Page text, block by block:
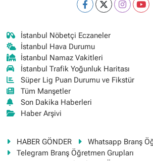
İstanbul Nöbetçi Eczaneler
İstanbul Hava Durumu
İstanbul Namaz Vakitleri
İstanbul Trafik Yoğunluk Haritası
Süper Lig Puan Durumu ve Fikstür
Tüm Manşetler
Son Dakika Haberleri
Haber Arşivi
HABER GÖNDER
Whatsapp Branş
Telegram Branş Öğretmen Grupları